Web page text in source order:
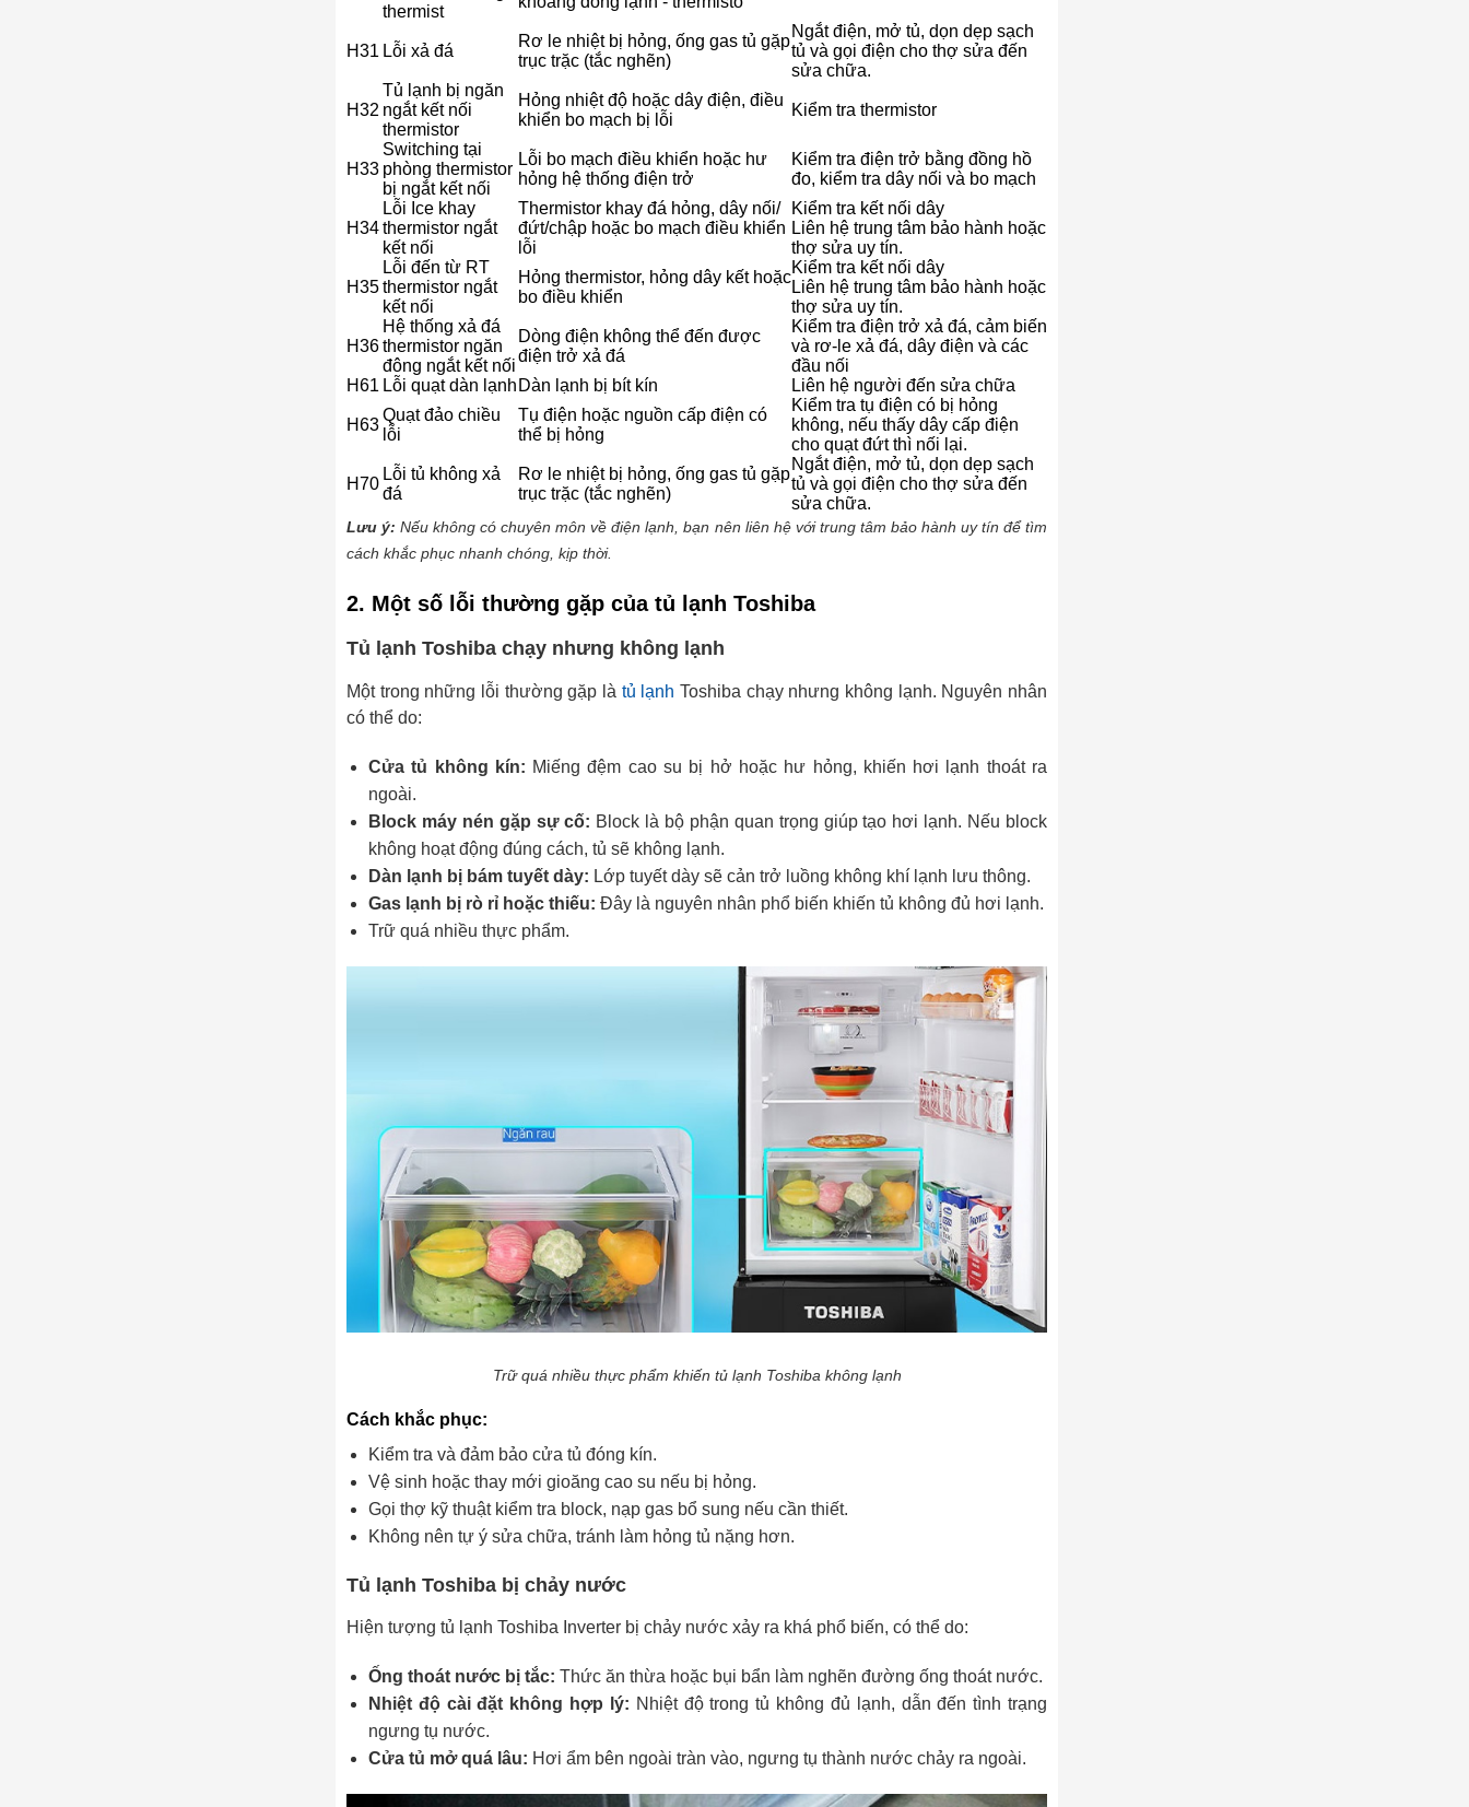
thermist
H31 Lỗi xả đá
Rơ le nhiệt bị hỏng, ống gas tủ gặp
trục trặc (tắc nghẽn)
Ngắt điện, mở tủ, dọn dẹp sạch
tủ và gọi điện cho thợ sửa đến
sửa chữa.
H32
Tủ lạnh bị ngăn
ngắt kết nối
thermistor
Hỏng nhiệt độ hoặc dây điện, điều
khiển bo mạch bị lỗi
Kiểm tra thermistor
H33
Switching tại
phòng thermistor
bị ngắt kết nối
Lỗi bo mạch điều khiển hoặc hư
hỏng hệ thống điện trở
Kiểm tra điện trở bằng đồng hồ
đo, kiểm tra dây nối và bo mạch
H34
Lỗi Ice khay
thermistor ngắt
kết nối
Thermistor khay đá hỏng, dây nối/
đứt/chập hoặc bo mạch điều khiển
lỗi
Kiểm tra kết nối dây
Liên hệ trung tâm bảo hành hoặc
thợ sửa uy tín.
H35
Lỗi đến từ RT
thermistor ngắt
kết nối
Hỏng thermistor, hỏng dây kết hoặc
bo điều khiển
Kiểm tra kết nối dây
Liên hệ trung tâm bảo hành hoặc
thợ sửa uy tín.
H36
Hệ thống xả đá
thermistor ngăn
đông ngắt kết nối
Dòng điện không thể đến được
điện trở xả đá
Kiểm tra điện trở xả đá, cảm biến
và rơ-le xả đá, dây điện và các
đầu nối
H61 Lỗi quạt dàn lạnh Dàn lạnh bị bít kín Liên hệ người đến sửa chữa
H63
Quạt đảo chiều
lỗi
Tụ điện hoặc nguồn cấp điện có
thể bị hỏng
Kiểm tra tụ điện có bị hỏng
không, nếu thấy dây cấp điện
cho quạt đứt thì nối lại.
H70
Lỗi tủ không xả
đá
Rơ le nhiệt bị hỏng, ống gas tủ gặp
trục trặc (tắc nghẽn)
Ngắt điện, mở tủ, dọn dẹp sạch
tủ và gọi điện cho thợ sửa đến
sửa chữa.
Lưu ý:Nếu không có chuyên môn về điện lạnh, bạn nên liên hệ với trung tâm bảo hành uy tín để tìm
cách khắc phục nhanh chóng, kịp thời.
2. Một số lỗi thường gặp của tủ lạnh Toshiba
Tủ lạnh Toshiba chạy nhưng không lạnh
Một trong những lỗi thường gặp là tủ lạnh Toshiba chạy nhưng không lạnh. Nguyên nhân
có thể do:
Cửa tủ không kín: Miếng đệm cao su bị hở hoặc hư hỏng, khiến hơi lạnh thoát ra
ngoài.
Block máy nén gặp sự cố: Block là bộ phận quan trọng giúp tạo hơi lạnh. Nếu block
không hoạt động đúng cách, tủ sẽ không lạnh.
Dàn lạnh bị bám tuyết dày: Lớp tuyết dày sẽ cản trở luồng không khí lạnh lưu thông.
Gas lạnh bị rò rỉ hoặc thiếu: Đây là nguyên nhân phổ biến khiến tủ không đủ hơi lạnh.
Trữ quá nhiều thực phẩm.
Trữ quá nhiều thực phẩm khiến tủ lạnh Toshiba không lạnh
Cách khắc phục:
Kiểm tra và đảm bảo cửa tủ đóng kín.
Vệ sinh hoặc thay mới gioăng cao su nếu bị hỏng.
Gọi thợ kỹ thuật kiểm tra block, nạp gas bổ sung nếu cần thiết.
Không nên tự ý sửa chữa, tránh làm hỏng tủ nặng hơn.
Tủ lạnh Toshiba bị chảy nước
Hiện tượng tủ lạnh Toshiba Inverter bị chảy nước xảy ra khá phổ biến, có thể do:
Ống thoát nước bị tắc: Thức ăn thừa hoặc bụi bẩn làm nghẽn đường ống thoát nước.
Nhiệt độ cài đặt không hợp lý: Nhiệt độ trong tủ không đủ lạnh, dẫn đến tình trạng
ngưng tụ nước.
Cửa tủ mở quá lâu: Hơi ẩm bên ngoài tràn vào, ngưng tụ thành nước chảy ra ngoài.